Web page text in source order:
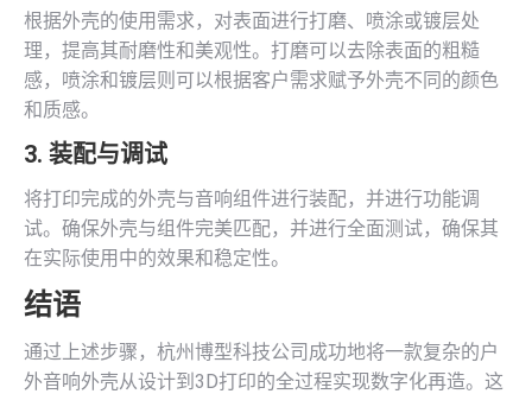
根据外壳的使用需求，对表面进行打磨、喷涂或镀层处
理，提高其耐磨性和美观性。打磨可以去除表面的粗糙
感，喷涂和镀层则可以根据客户需求赋予外壳不同的颜色
和质感。
3. 装配与调试
将打印完成的外壳与音响组件进行装配，并进行功能调
试。确保外壳与组件完美匹配，并进行全面测试，确保其
在实际使用中的效果和稳定性。
结语
通过上述步骤，杭州博型科技公司成功地将一款复杂的户
外音响外壳从设计到3D打印的全过程实现数字化再造。这